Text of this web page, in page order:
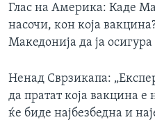
Глас на Америка: Каде
насочи, кон која
Македонија да ја
Ненад Сврзикапа:
да пратат која вакцина е
ќе биде најбезбедна и